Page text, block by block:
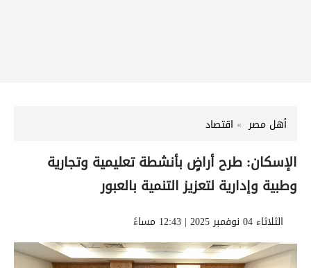
أهل مصر اقتصاد
الإسكان: طرح أراضٍ بأنشطة تعليمية وتجارية
وطبية وإدارية لتعزيز التنمية بالعبور
الثلاثاء 04 نوفمبر 2025 | 12:43 مساءً